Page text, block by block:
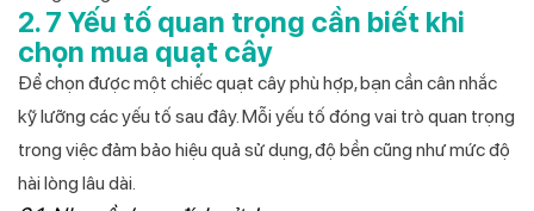
2. 7 Yếu tố quan trọng cần biết khi
chọn mua quạt cây
Để chọn được một chiếc quạt cây phù hợp, bạn cần cân nhắc
kỹ lưỡng các yếu tố sau đây. Mỗi yếu tố đóng vai trò quan trọng
trong việc đảm bảo hiệu quả sử dụng, độ bền cũng như mức độ
hài lòng lâu dài.